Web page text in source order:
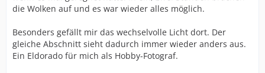
die Wolken auf und es war wieder alles möglich.
Besonders gefällt mir das wechselvolle Licht dort. Der
gleiche Abschnitt sieht dadurch immer wieder anders aus.
Ein Eldorado für mich als Hobby-Fotograf.